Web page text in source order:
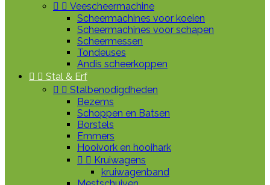
  Veescheermachine
Scheermachines voor koeien
Scheermachines voor schapen
Scheermessen
Tondeuses
Andis scheerkoppen
  Stal & Erf
  Stalbenodigdheden
Bezems
Schoppen en Batsen
Borstels
Emmers
Hooivork en hooihark
  Kruiwagens
kruiwagenband